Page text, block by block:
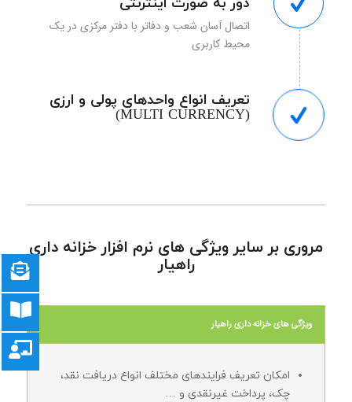
اتصال آسان شعب و دفاتر با دفتر مرکزی در یک
محیط کاربری
تعریف انواع واحدهای پولی و ارزی
(MULTI CURRENCY)
مروری بر سایر ویژگی های نرم افزار خزانه داری
راهیار
ویژگی های خزانه داری راهیار
‌‌‌‌امکان تعریف فرایندهای مختلف انواع دریافت نقد،
چک، پرداخت غیرنقدی و …